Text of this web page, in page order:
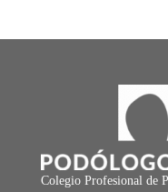
Colegio Profesional de